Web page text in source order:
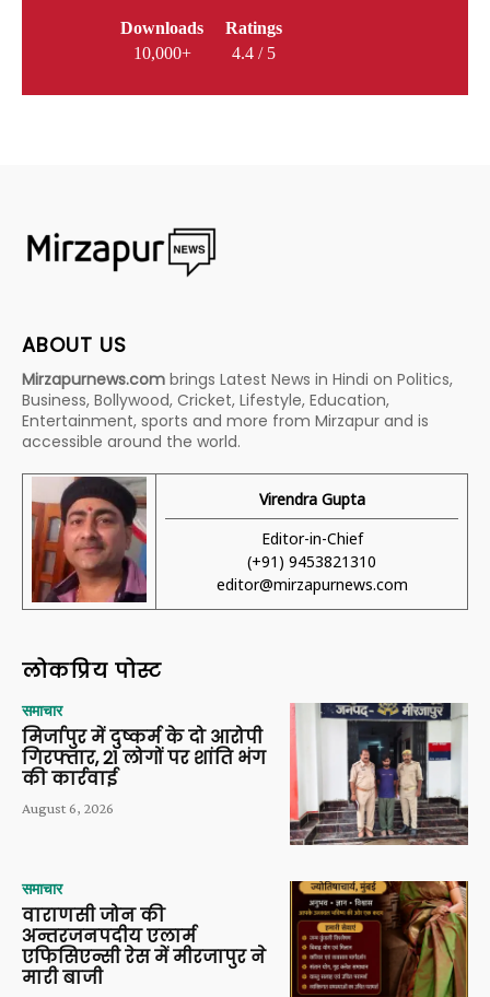
Downloads
10,000+
Ratings
4.4 / 5
ABOUT US
Mirzapurnews.com brings Latest News in Hindi on Politics,
Business, Bollywood, Cricket, Lifestyle, Education,
Entertainment, sports and more from Mirzapur and is
accessible around the world.
Virendra Gupta
Editor-in-Chief
(+91) 9453821310
editor@mirzapurnews.com
लोकप्रिय पोस्ट
समाचार
मिर्जापुर में दुष्कर्म के दो आरोपी
गिरफ्तार, 21 लोगों पर शांति भंग
की कार्रवाई
August 6, 2026
समाचार
वाराणसी जोन की
अन्तरजनपदीय एलार्म
एफिसिएन्सी रेस में मीरजापुर ने
मारी बाजी